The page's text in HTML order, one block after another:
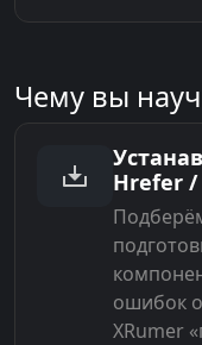
Чему вы
Hrefer /
ошибок
XRumer